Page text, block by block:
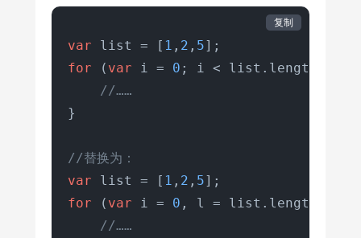
var list = [ 1 , 2 , 5
for ( var i = 0 ; i < list. length
//……
}
//替换为：
var list = [ 1 , 2 , 5
for ( var i = 0 , l = list. length
//……
复制